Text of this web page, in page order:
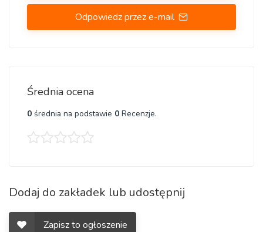
Odpowiedz przez e-mail
Średnia ocena
0 średnia na podstawie 0 Recenzje.
Dodaj do zakładek lub udostępnij
Zapisz to ogłoszenie